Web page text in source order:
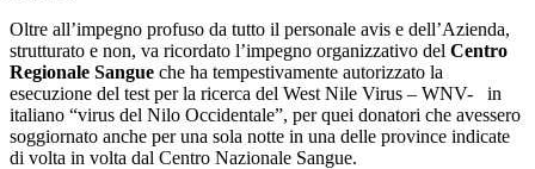
Oltre all’impegno profuso da tutto il personale avis e dell’Azienda,
strutturato e non, va ricordato l’impegno organizzativo del Centro
Regionale Sangue che ha tempestivamente autorizzato la
esecuzione del test per la ricerca del West Nile Virus – WNV- in
italiano “virus del Nilo Occidentale”, per quei donatori che avessero
soggiornato anche per una sola notte in una delle province indicate
di volta in volta dal Centro Nazionale Sangue.